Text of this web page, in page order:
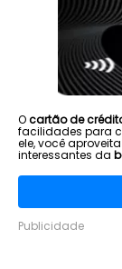
Ocartão de
facilidades para
ele, você
interessantes da
Publicidade